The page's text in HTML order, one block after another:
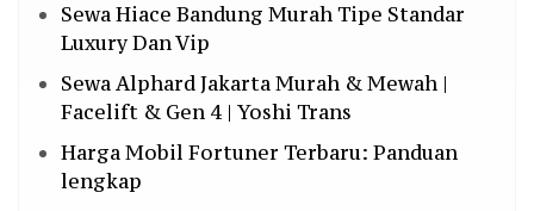
Sewa Hiace Bandung Murah Tipe Standar
Luxury Dan Vip
Sewa Alphard Jakarta Murah & Mewah |
Facelift & Gen 4 | Yoshi Trans
Harga Mobil Fortuner Terbaru: Panduan
lengkap